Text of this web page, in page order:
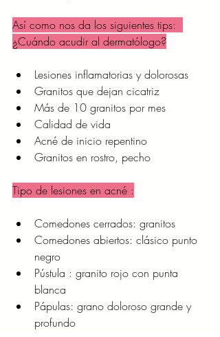
Así como nos da los siguientes tips:
¿Cuándo acudir al dermatólogo?
Lesiones inflamatorias y dolorosas
Granitos que dejan cicatriz
Más de 10 granitos por mes
Calidad de vida
Acné de inicio repentino
Granitos en rostro, pecho
Tipo de lesiones en acné :
Comedones cerrados: granitos
Comedones abiertos: clásico punto
negro
Pústula : granito rojo con punta
blanca
Pápulas: grano doloroso grande y
profundo